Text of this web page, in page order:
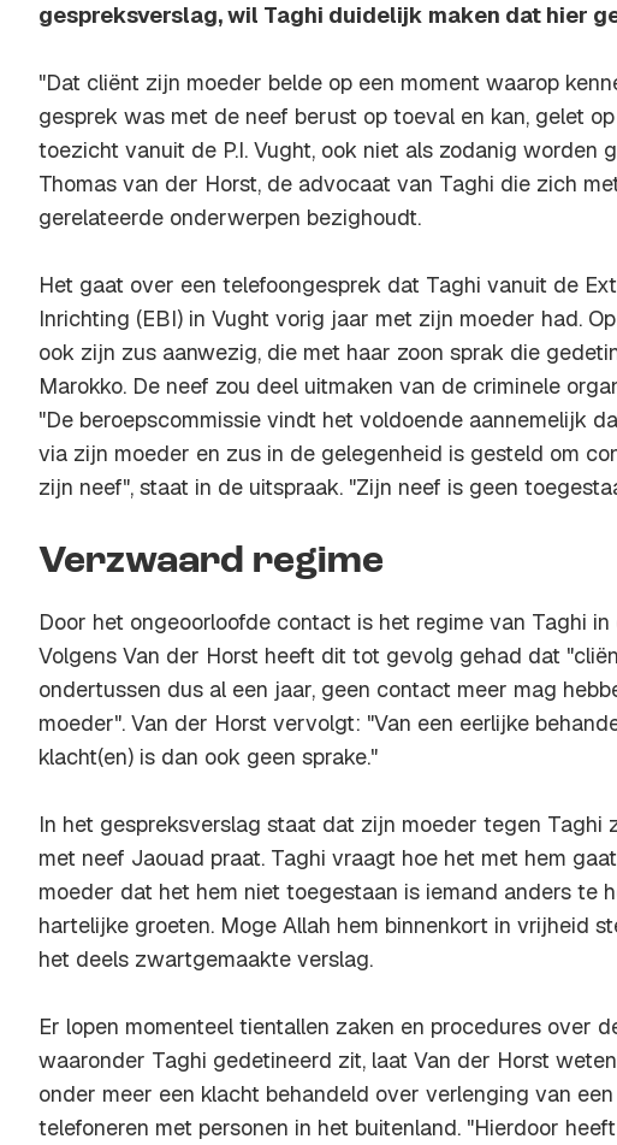
gespreksverslag, wil Taghi duidelijk maken dat hier
"Dat cliënt zijn moeder belde op een moment waarop
gesprek was met de neef berust op toeval en kan, gelet
toezicht vanuit de P.I. Vught, ook niet als zodanig worden
Thomas van der Horst, de advocaat van Taghi die zich
gerelateerde onderwerpen bezighoudt.
Het gaat over een telefoongesprek dat Taghi vanuit de
Inrichting (EBI) in Vught vorig jaar met zijn moeder had.
ook zijn zus aanwezig, die met haar zoon sprak die
Marokko. De neef zou deel uitmaken van de criminele
"De beroepscommissie vindt het voldoende aannemelijk
via zijn moeder en zus in de gelegenheid is gesteld om
zijn neef", staat in de uitspraak. "Zijn neef is geen
Verzwaard regime
Door het ongeoorloofde contact is het regime van Taghi
Volgens Van der Horst heeft dit tot gevolg gehad dat
ondertussen dus al een jaar, geen contact meer mag
moeder". Van der Horst vervolgt: "Van een eerlijke
klacht(en) is dan ook geen sprake."
In het gespreksverslag staat dat zijn moeder tegen Taghi
met neef Jaouad praat. Taghi vraagt hoe het met hem
moeder dat het hem niet toegestaan is iemand anders te
hartelijke groeten. Moge Allah hem binnenkort in vrijheid
het deels zwartgemaakte verslag.
Er lopen momenteel tientallen zaken en procedures over
waaronder Taghi gedetineerd zit, laat Van der Horst
onder meer een klacht behandeld over verlenging van
telefoneren met personen in het buitenland. "Hierdoor